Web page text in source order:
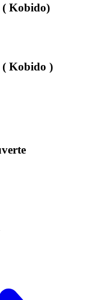
( Kobido)
( Kobido )